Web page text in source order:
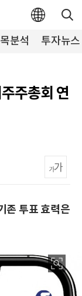
분석 투자뉴스
주총회 연
투표 효력은